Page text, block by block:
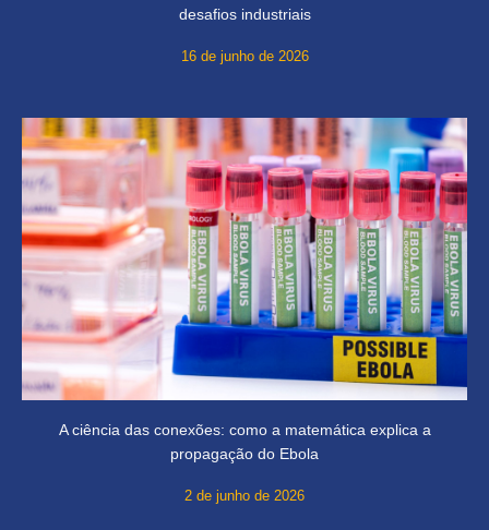
desafios industriais
16 de junho de 2026
A ciência das conexões: como a matemática explica a
propagação do Ebola
2 de junho de 2026